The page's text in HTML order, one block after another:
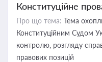
Конституційне
Про що тема: Тема
Конституційним Судом
контролю, розгляду
правових позицій